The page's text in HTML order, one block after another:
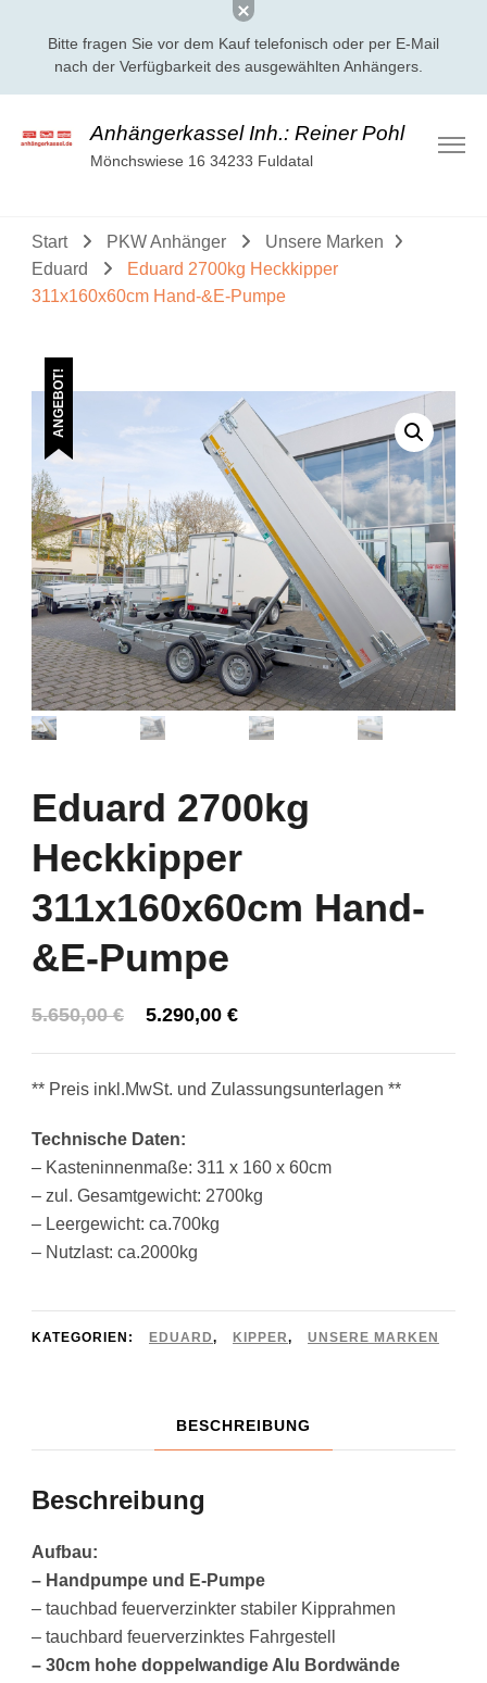
Bitte fragen Sie vor dem Kauf telefonisch oder per E-Mail
nach der Verfügbarkeit des ausgewählten Anhängers.
Anhängerkassel Inh.: Reiner Pohl
Mönchswiese 16 34233 Fuldatal
Start PKW Anhänger
Unsere Marken
Eduard
Eduard 2700kg Heckkipper
311x160x60cm Hand-&E-Pumpe
ANGEBOT!
Eduard 2700kg
Heckkipper
311x160x60cm Hand-
&E-Pumpe
5.650,00€
Ursprünglicher
war:
5.290,00 €Aktueller
** Preis inkl.MwSt. und Zulassungsunterlagen **
Technische Daten:
– Kasteninnenmaße: 311 x 160 x 60cm
– zul. Gesamtgewicht: 2700kg
– Leergewicht: ca.700kg
– Nutzlast: ca.2000kg
KATEGORIEN: EDUARD, KIPPER, UNSERE MARKEN
BESCHREIBUNG
Beschreibung
Aufbau:
– Handpumpe und E-Pumpe
– tauchbad feuerverzinkter stabiler Kipprahmen
– tauchbard feuerverzinktes Fahrgestell
– 30cm hohe doppelwandige Alu Bordwände